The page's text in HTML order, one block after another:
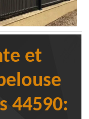
et
44590: